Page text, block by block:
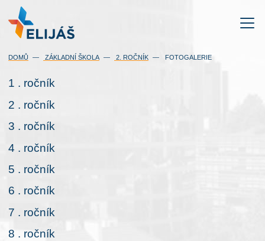
DOMŮ ZÁKLADNÍ ŠKOLA 2. ROČNÍK FOTOGALERIE
1 . ročník
2 . ročník
3 . ročník
4 . ročník
5 . ročník
6 . ročník
7 . ročník
8 . ročník